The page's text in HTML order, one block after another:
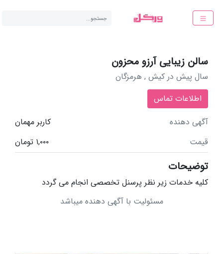
جستجو...
سالن زیبایی آرزو محزون
سال پیش در کیش , هرمزگان
اطلاعات تماس
آگهی دهنده
کاربر مهمان
قیمت
1,000 تومان
توضیحات
کلیه خدمات زیر نظر پرسنل تخصصی انجام می گردد
مسئولیت با آگهی دهنده میباشد